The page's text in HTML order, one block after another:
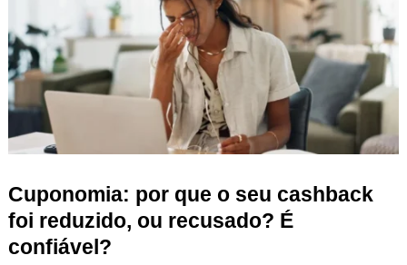
Cuponomia: por que o seu cashback
foi reduzido, ou recusado? É
confiável?